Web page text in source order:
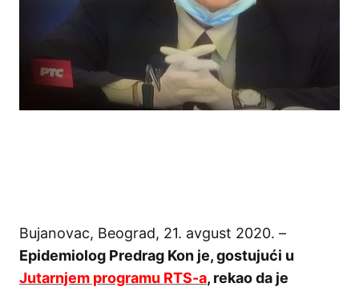
Bujanovac, Beograd, 21. avgust 2020. –
Epidemiolog Predrag Kon je, gostujući u
Jutarnjem programu RTS-a, rekao da je